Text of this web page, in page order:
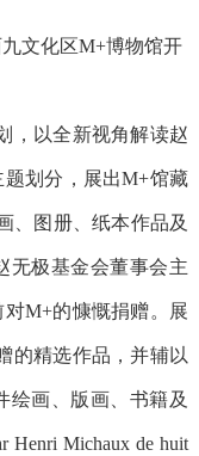
文化区M+博物馆开
，以全新视角解读赵
划分，展出M+馆藏
、图册、纸本作品及
无极基金会董事会主
M+的慷慨捐赠。展
的精选作品，并辅以
绘画、版画、书籍及
Michaux de huit